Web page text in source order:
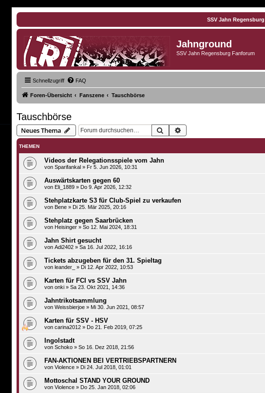
SSV Jahn Regensburg
Jahnground
SSV Jahn Regensburg Fanforum
Schnellzugriff FAQ
Foren-Übersicht Fanszene Tauschbörse
Tauschbörse
Neues Thema Suche
THEMEN
Videos der Relegationsspiele vom Jahn
von Sparifankal» Fr 5. Jun 2026, 10:31
Auswärtskarten gegen 60
von Eli_1889» Do 9. Apr 2026, 12:32
Stehplatzkarte S3 für Club-Spiel zu verkaufen
von Bene» Di 25. Mär 2025, 20:16
Stehplatz gegen Saarbrücken
von Heisinger» So 12. Mai 2024, 18:31
Jahn Shirt gesucht
von Adi2402» Sa 16. Jul 2022, 16:16
Tickets abzugeben für den 31. Spieltag
von leander_ » Di 12. Apr 2022, 10:53
Karten für FCI vs SSV Jahn
von onki» Sa 23. Okt 2021, 14:36
Jahntrikotsammlung
von Weissbierjoe» Mi 30. Jun 2021, 08:57
Karten für SSV - HSV
von carina2012» Do 21. Feb 2019, 07:25
Ingolstadt
von Schoko» So 16. Dez 2018, 21:56
FAN-AKTIONEN BEI VERTRIEBSPARTNERN
von Violence» Di 24. Jul 2018, 01:01
Mottoschal STAND YOUR GROUND
von Violence» Do 25. Jan 2018, 02:06